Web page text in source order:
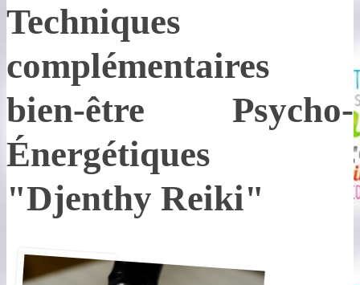
Techniques
complémentaires
bien-être Psycho-
Énergétiques
"Djenthy Reiki"